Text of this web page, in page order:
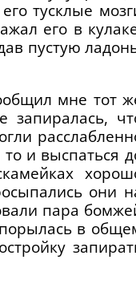
тусклые
его в
пустую
мне тот
запиралась,
то и выспаться
они
пара
в